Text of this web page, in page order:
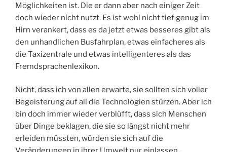
Möglichkeiten ist. Die er dann aber nach einiger Zeit
doch wieder nicht nutzt. Es ist wohl nicht tief genug im
Hirn verankert, dass es da jetzt etwas besseres gibt als
den unhandlichen Busfahrplan, etwas einfacheres als
die Taxizentrale und etwas intelligenteres als das
Fremdsprachenlexikon.
Nicht, dass ich von allen erwarte, sie sollten sich voller
Begeisterung auf all die Technologien stürzen. Aber ich
bin doch immer wieder verblüfft, dass sich Menschen
über Dinge beklagen, die sie so längst nicht mehr
erleiden müssten, würden sie sich auf die